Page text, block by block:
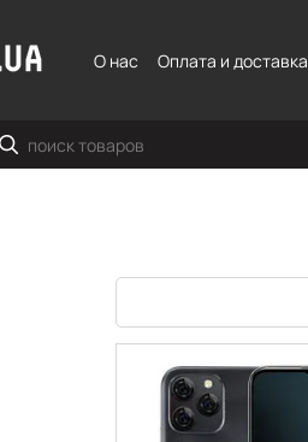
О нас
Оплата и доставка